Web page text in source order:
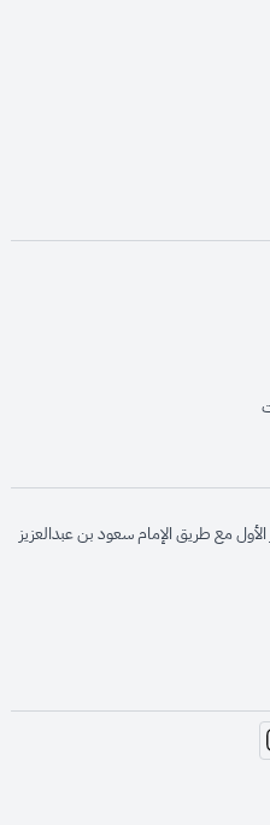
opens in new window
مع طريق الإمام سعود بن عبدالعزيز
opens
opens in
opens in new